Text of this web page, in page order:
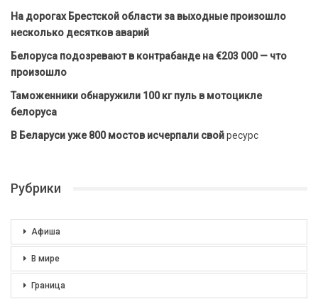
На дорогах Брестской области за выходные произошло
несколько десятков аварий
Белоруса подозревают в контрабанде на €203 000 — что
произошло
Таможенники обнаружили 100 кг пуль в мотоцикле
белоруса
В Беларуси уже 800 мостов исчерпали свойресурс
Рубрики
Афиша
В мире
Граница